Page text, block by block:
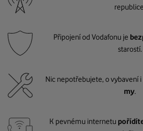
Připojení od Vodafonu je
starostí.
Nic nepotřebujete, o vybavení i
my.
K pevnému internetu